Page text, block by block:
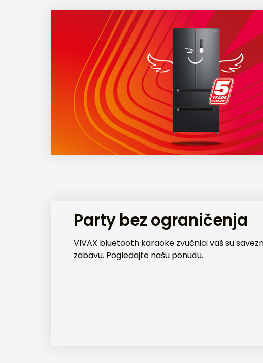
Party bez ograničenja
VIVAX bluetooth karaoke zvučnici vaš su
zabavu. Pogledajte našu ponudu.